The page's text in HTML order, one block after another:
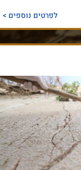
לפרטים נוספים >